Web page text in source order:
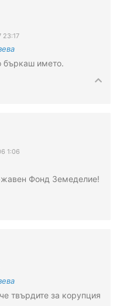
23:17
името.
1:06
Фонд Земеделие!
твърдите за корупция